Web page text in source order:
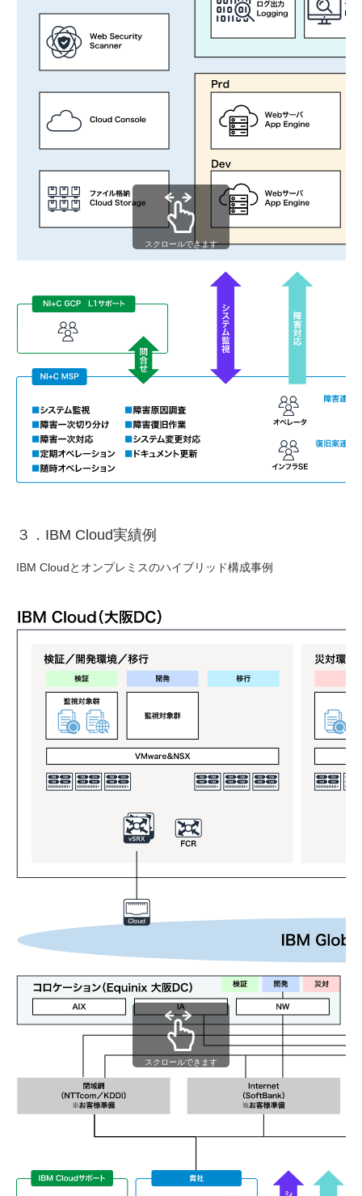
スクロールできます
３．IBM Cloud実績例
IBM Cloudとオンプレミスのハイブリッド構成事例
スクロールできます